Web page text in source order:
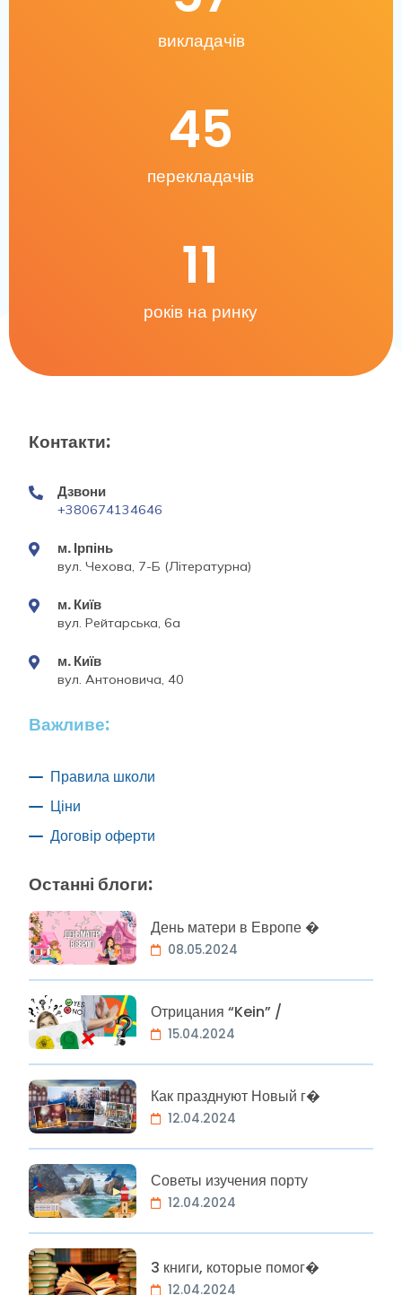
викладачів
перекладачів
45
років на ринку
11
Контакти:
Дзвони
+380674134646
м. Ірпінь
вул. Чехова, 7-Б (Літературна)
м. Київ
вул. Рейтарська, 6а
м. Київ
вул. Антоновича, 40
Важливе:
Правила школи
Ціни
Договір оферти
Останні блоги:
День матери в Европе �
08.05.2024
Отрицания “Kein” /
15.04.2024
Как празднуют Новый г�
12.04.2024
Советы изучения порту
12.04.2024
3 книги, которые помог�
12.04.2024